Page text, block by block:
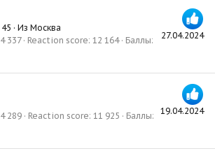
27.04.2024
45 · Из Москва
4 337 Reaction score 12 164
Баллы
19.04.2024
4 289 Reaction score 11 925
Баллы